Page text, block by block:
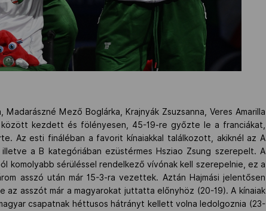
Mező Boglárka, Krajnyák Zsuzsanna, Veres Amarilla
kezdett és fölényesen, 45-19-re győzte le a franciákat,
Az esti fináléban a favorit kínaiakkal találkozott, akiknél az A
a B kategóriában ezüstérmes Hsziao Zsung szerepelt. A
komolyabb sérüléssel rendelkező vívónak kell szerepelnie, ez a
asszó után már 15-3-ra vezettek. Aztán Hajmási jelentősen
az asszót már a magyarokat juttatta előnyhöz (20-19). A kínaiak
csapatnak héttusos hátrányt kellett volna ledolgoznia (23-